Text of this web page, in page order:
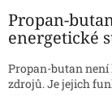
Propan-
energetické
Propan-butan
zdrojů. Je jejich